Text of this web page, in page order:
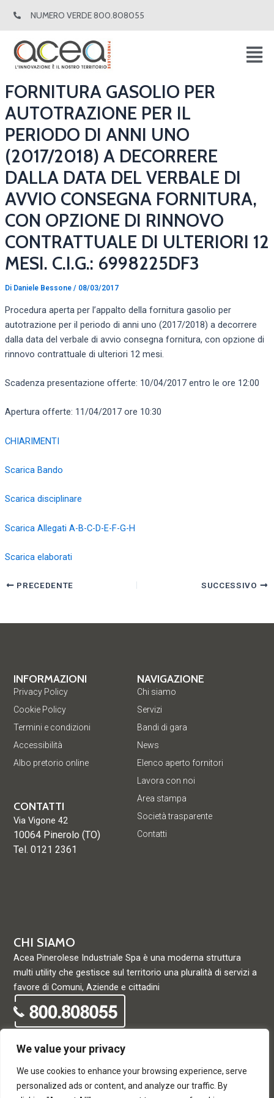
We value your privacy
We use cookies to enhance your browsing experience, serve
personalized ads or content, and analyze our traffic. By
NUMERO VERDE 800.808055
FORNITURA GASOLIO PER
AUTOTRAZIONE PER IL
PERIODO DI ANNI UNO
(2017/2018) A DECORRERE
DALLA DATA DEL VERBALE DI
AVVIO CONSEGNA FORNITURA,
CON OPZIONE DI RINNOVO
CONTRATTUALE DI ULTERIORI 12
MESI. C.I.G.: 6998225DF3
Di Daniele Bessone / 08/03/2017
Procedura aperta per l’appalto della fornitura gasolio per
autotrazione per il periodo di anni uno (2017/2018) a decorrere
dalla data del verbale di avvio consegna fornitura, con opzione di
rinnovo contrattuale di ulteriori 12 mesi.
Scadenza presentazione offerte: 10/04/2017 entro le ore 12:00
Apertura offerte: 11/04/2017 ore 10:30
CHIARIMENTI
Scarica Bando
Scarica disciplinare
Scarica Allegati A-B-C-D-E-F-G-H
Scarica elaborati
articoli
PRECEDENTE SUCCESSIVO
CHI SIAMO
Acea Pinerolese Industriale Spa è una moderna struttura
multi utility che gestisce sul territorio una pluralità di servizi a
favore di Comuni, Aziende e cittadini
NAVIGAZIONE
Chi siamo
Servizi
Bandi di gara
News
Elenco aperto fornitori
Lavora con noi
Area stampa
Società trasparente
Contatti
INFORMAZIONI
Privacy Policy
Cookie Policy
Termini e condizioni
Accessibilità
Albo pretorio online
CONTATTI
Via Vigone 42
10064 Pinerolo (TO)
Tel. 0121 2361
© Acea Pinerolese Industriale S.p.a. – Tutti i diritti riservati. Via
Vigone 42 - 10064 Pinerolo - P. Iva e Registro delle imprese di